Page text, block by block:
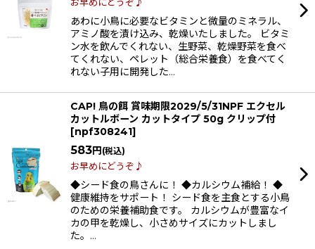
あわに小鳥に必要なビタミンと微量のミネラル、
アミノ酸を漬け込み、乾燥いたしました。 ビタミ
ン水を飲んでくれない、生野菜、乾燥野菜を食べ
てくれない、ペレット（総合栄養食）を食べてく
れない子用に開発した…
CAP! 鳥の餌 賞味期限2029/5/31NPF エクセル
カットルボーン カットタイプ 50g クリップ付
[npf308241]
583円 (税込)
お早めにどうぞ♪
◆シード食の鳥さんに！ ◆カルシウム補給！ ◆
健康維持をサポート！ シード食を主食とする小鳥
のための栄養補助食です。 カルシウムが豊富なイ
カの甲を乾燥し、小さめサイズにカットしまし
た。…